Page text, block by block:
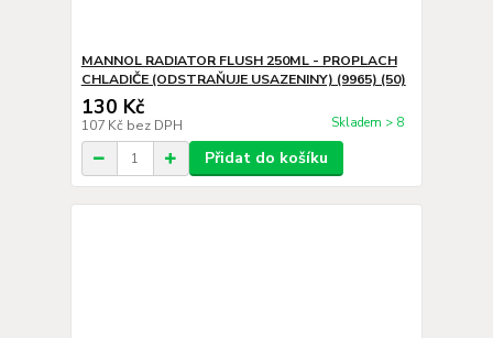
MANNOL RADIATOR FLUSH 250ML - PROPLACH
CHLADIČE (ODSTRAŇUJE USAZENINY) (9965) (50)
130 Kč
107 Kč bez DPH Skladem > 8
Přidat do košíku